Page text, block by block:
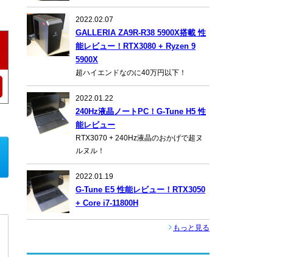
2022.02.07
GALLERIA ZA9R-R38 5900X搭載 性
能レビュー！RTX3080 + Ryzen 9
5900X
超ハイエンドなのに40万円以下！
2022.01.22
240Hz液晶ノートPC！G-Tune H5 性
能レビュー
RTX3070 + 240Hz液晶のおかげで超ヌ
ルヌル！
2022.01.19
G-Tune E5 性能レビュー！RTX3050
+ Core i7-11800H
もっと見る